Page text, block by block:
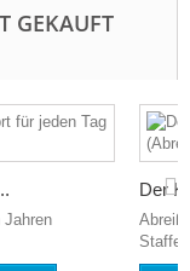
GEKAUFT
Jahren
Der